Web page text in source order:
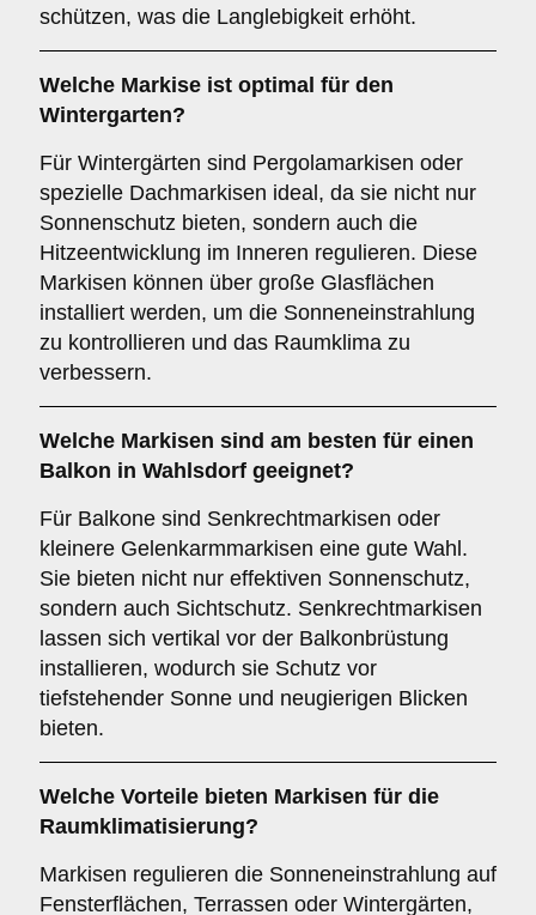
schützen, was die Langlebigkeit erhöht.
Welche Markise ist optimal für den
Wintergarten?
Für Wintergärten sind Pergolamarkisen oder
spezielle Dachmarkisen ideal, da sie nicht nur
Sonnenschutz bieten, sondern auch die
Hitzeentwicklung im Inneren regulieren. Diese
Markisen können über große Glasflächen
installiert werden, um die Sonneneinstrahlung
zu kontrollieren und das Raumklima zu
verbessern.
Welche Markisen sind am besten für einen
Balkon in Wahlsdorf geeignet?
Für Balkone sind Senkrechtmarkisen oder
kleinere Gelenkarmmarkisen eine gute Wahl.
Sie bieten nicht nur effektiven Sonnenschutz,
sondern auch Sichtschutz. Senkrechtmarkisen
lassen sich vertikal vor der Balkonbrüstung
installieren, wodurch sie Schutz vor
tiefstehender Sonne und neugierigen Blicken
bieten.
Welche Vorteile bieten Markisen für die
Raumklimatisierung?
Markisen regulieren die Sonneneinstrahlung auf
Fensterflächen, Terrassen oder Wintergärten,